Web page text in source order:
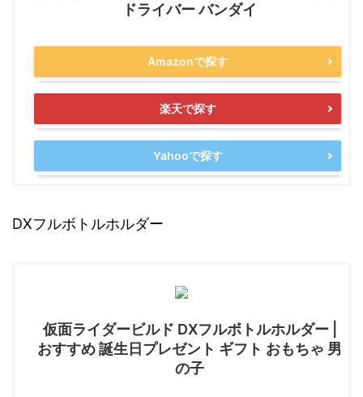
ドライバー バンダイ
Amazonで探す
楽天で探す
Yahooで探す
DXフルボトルホルダー
仮面ライダービルド DXフルボトルホルダー |
おすすめ 誕生日プレゼント ギフト おもちゃ 男
の子